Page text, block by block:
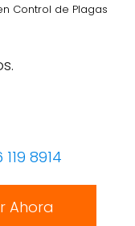
Control de Plagas
8914
Ahora